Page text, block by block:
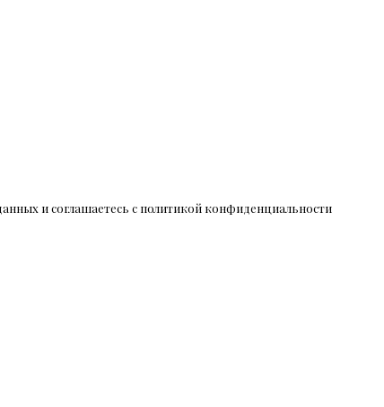
и соглашаетесь c политикой конфиденциальности